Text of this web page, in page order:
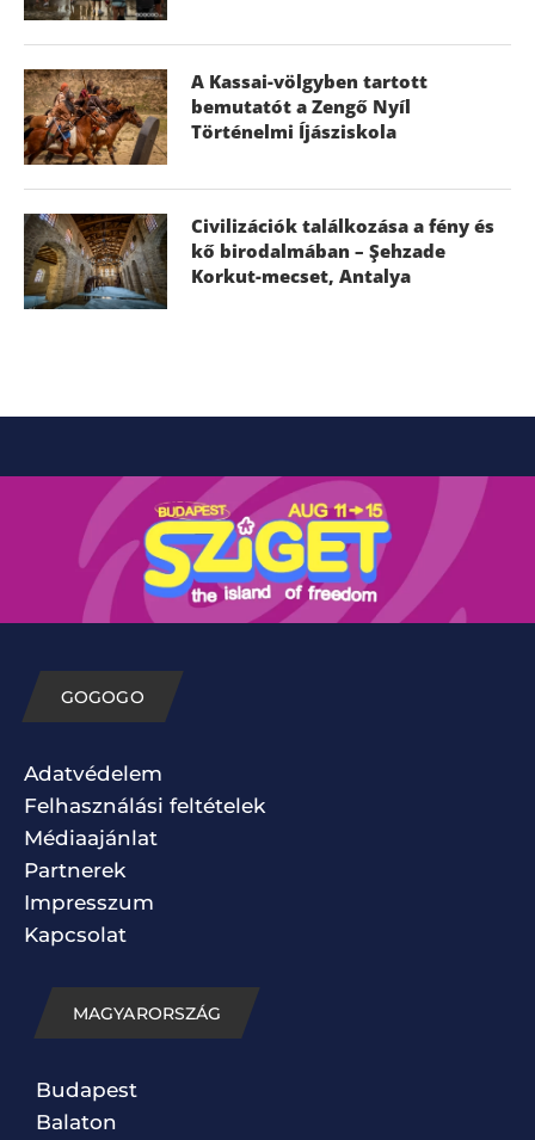
A Kassai-völgyben tartott
bemutatót a Zengő Nyíl
Történelmi Íjásziskola
Civilizációk találkozása a fény és
kő birodalmában – Şehzade
Korkut-mecset, Antalya
GOGOGO
Adatvédelem
Felhasználási feltételek
Médiaajánlat
Partnerek
Impresszum
Kapcsolat
MAGYARORSZÁG
Budapest
Balaton